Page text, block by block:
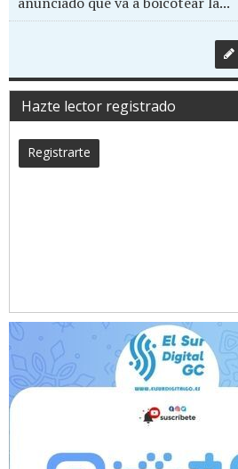
Hazte lector registrado
Registrarte